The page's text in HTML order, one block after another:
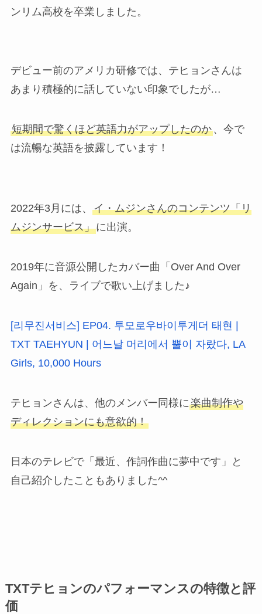
ンリム高校を卒業しました。
デビュー前のアメリカ研修では、テヒョンさんは
あまり積極的に話していない印象でしたが…
短期間で驚くほど英語力がアップしたのか、今で
は流暢な英語を披露しています！
2022年3月には、 イ・ムジンさんのコンテンツ「リ
ムジンサービス」に出演。
2019年に音源公開したカバー曲「Over And Over
Again」を、ライブで歌い上げました♪
[리무진서비스] EP04. 투모로우바이투게더 태현 |
TXT TAEHYUN | 어느날 머리에서 뿔이 자랐다, LA
Girls, 10,000 Hours
テヒョンさんは、他のメンバー同様に楽曲制作や
ディレクションにも意欲的！
日本のテレビで「最近、作詞作曲に夢中です」と
自己紹介したこともありました^^
TXTテヒョンのパフォーマンスの特徴と評
価